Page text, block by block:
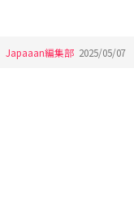
Japaaan編集部 2025/05/07